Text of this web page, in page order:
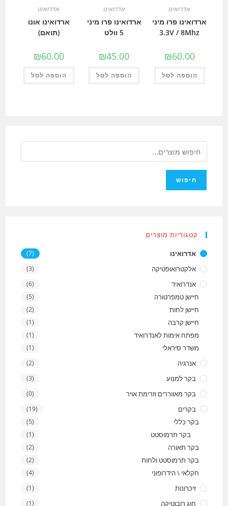
אדרואינו
ארדואינו פרו מיני
3.3V / 8Mhz
₪60.00
הוספה לסל
אדרואינו
ארדואינו פרו מיני
5 וולט
₪45.00
הוספה לסל
אדרואינו
ארדואינו אונו
(תואם)
₪60.00
הוספה לסל
חיפוש
קטגוריות מוצרים
אדרואינו (7)
אלקטרואופטיקה (3)
אנדרואיד (6)
חיישן טמפרטורה (5)
חיישן לחות (2)
חיישן קרבה (1)
מפתח אימות לאנדרואיד (1)
משדר סיראלי (1)
אנרגיה (2)
בקר למנוע (3)
בקר מאווררים וזרימת אויר (0)
בקרים (19)
בקר כללי (5)
בקר תרמוסטט (1)
בקר תאורה (2)
בקר תרמוסטט ולחות (2)
חקלאי \ הידרופוני (4)
זיכרונות (1)
חוג רובוטיקה (1)